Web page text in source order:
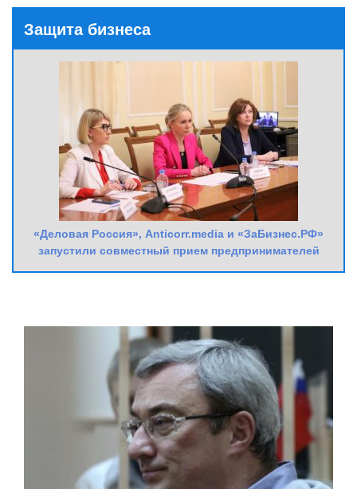
Защита бизнеса
«Деловая Россия», Anticorr.media и «ЗаБизнес.РФ»
запустили совместный прием предпринимателей